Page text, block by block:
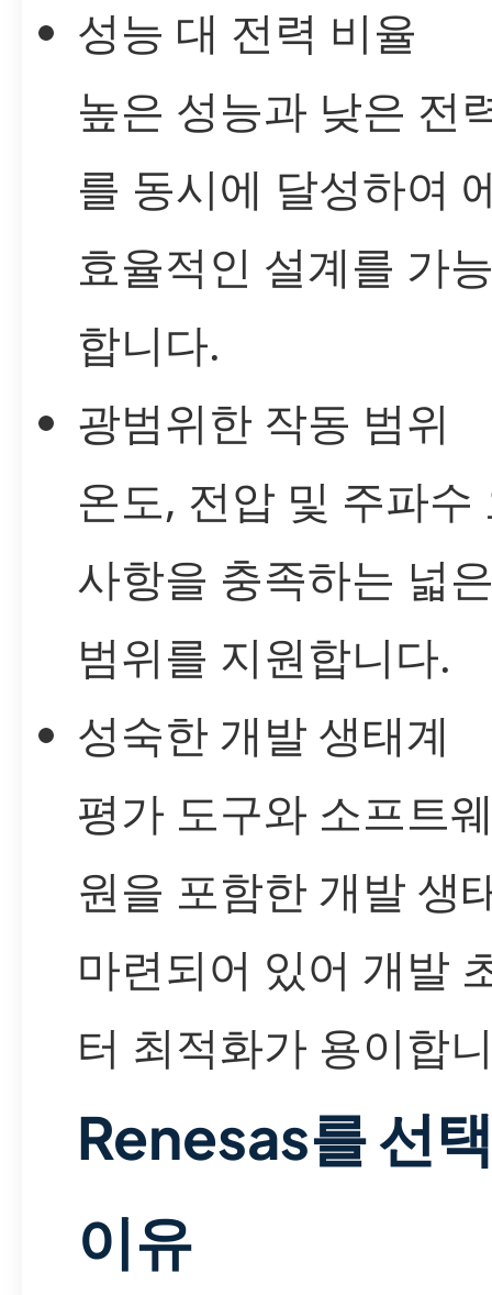
성능 대 전력 비율
높은 성능과 낮은 전
를 동시에 달성하여
효율적인 설계를 가
합니다.
광범위한 작동 범위
온도, 전압 및 주파수
사항을 충족하는 넓
범위를 지원합니다.
성숙한 개발 생태계
평가 도구와 소프트
원을 포함한 개발 생
마련되어 있어 개발
터 최적화가 용이합
Renesas를 선
이유